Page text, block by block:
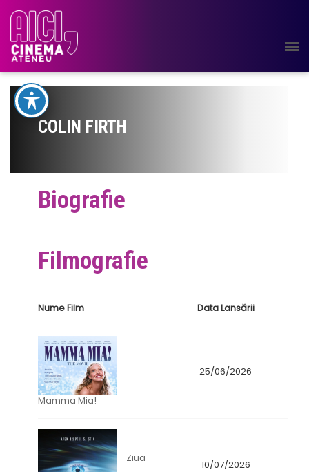
COLIN FIRTH
Biografie
Filmografie
Nume Film Data Lansării
Mamma Mia!
25/06/2026
Ziua
10/07/2026